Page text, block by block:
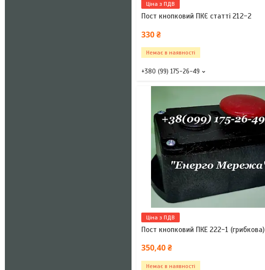
Ціна з ПДВ
Пост кнопковий ПКЄ статті 212-2
330 ₴
Немає в наявності
+380 (99) 175-26-49
Ціна з ПДВ
Пост кнопковий ПКЕ 222-1 (грибкова)
350,40 ₴
Немає в наявності